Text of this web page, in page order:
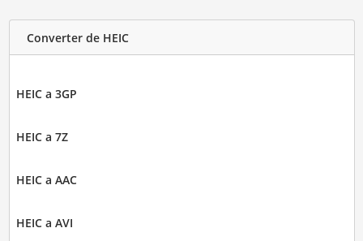
Converter de HEIC
HEIC a 3GP
HEIC a 7Z
HEIC a AAC
HEIC a AVI